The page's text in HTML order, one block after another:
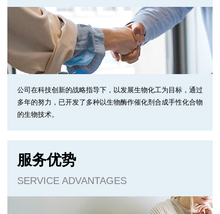
公司在科技创新的战略指导下，以发展生物化工为目标，通过
多年的努力，已开发了多种以生物酶作催化剂合成手性化合物
的生物技术。
服务优势
SERVICE ADVANTAGES